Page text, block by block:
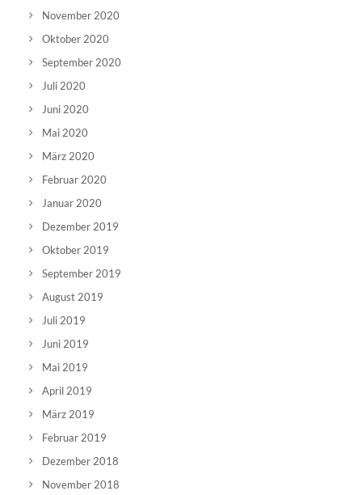
November 2020
Oktober 2020
September 2020
Juli 2020
Juni 2020
Mai 2020
März 2020
Februar 2020
Januar 2020
Dezember 2019
Oktober 2019
September 2019
August 2019
Juli 2019
Juni 2019
Mai 2019
April 2019
März 2019
Februar 2019
Dezember 2018
November 2018